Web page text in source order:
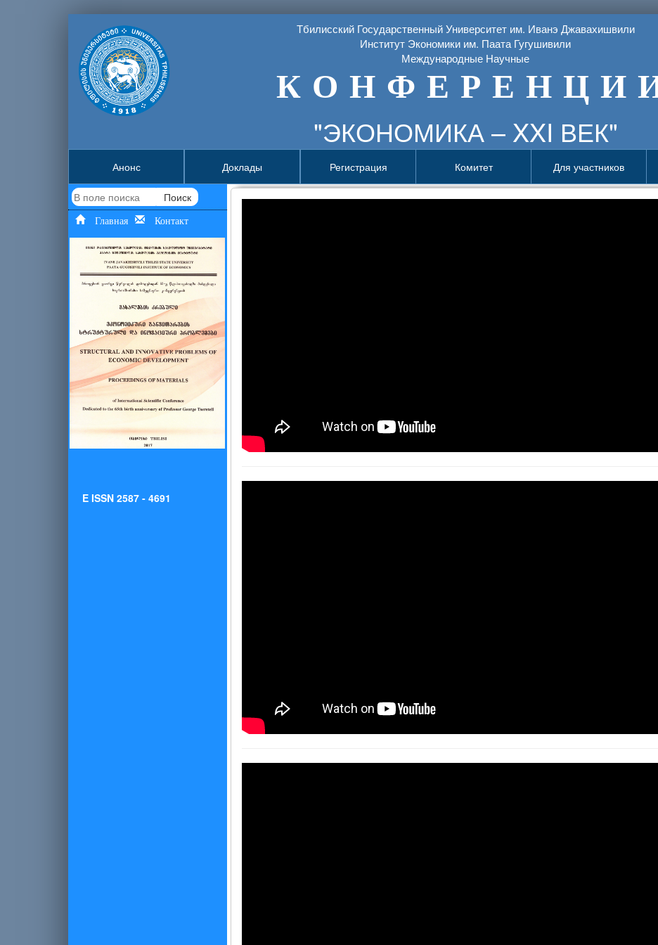
Тбилисский Государственный Университет им. Иванэ Джавахишвили
Институт Экономики им. Паата Гугушивили
Международные Научные
К О Н Ф Е Р Е Н Ц И
"ЭКОНОМИКА – XXI ВЕК"
Анонс Доклады Регистрация Комитет Для участников
Поиск
Главная Контакт
E ISSN 2587 - 4691